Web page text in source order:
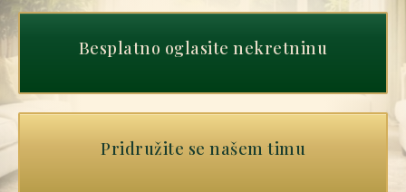
Besplatno oglasite nekretninu
Pridružite se našem timu